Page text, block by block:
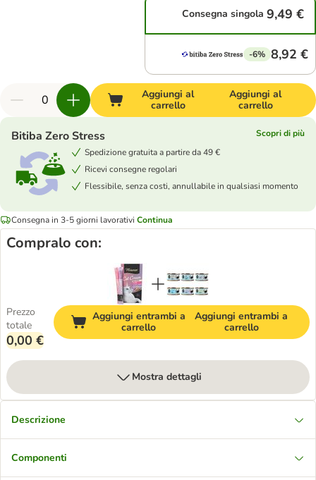
Consegna singola 9,49 €
-6% 8,92 €
Aggiungi al
carrello
Aggiungi al
carrello
Bitiba Zero Stress
Scopri di più
Spedizione gratuita a partire da 49 €
Ricevi consegne regolari
Flessibile, senza costi, annullabile in qualsiasi momento
Consegna in 3-5 giorni lavorativi Continua
Compralo con:
Prezzo
totale
0,00 €
Aggiungi entrambi a
carrello
Aggiungi entrambi a
carrello
Mostra dettagli
Descrizione
Componenti